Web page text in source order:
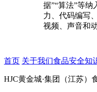
据”“算法”等纳
力、代码编写
视频、声音和
首页 关于我们食品安全知
HJC黄金城·集团（江苏）